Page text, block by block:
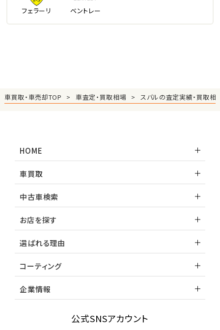
フェラーリ ベントレー
車買取・車売却TOP 車査定・買取相場 スバルの査定実績・買取相
HOME
車買取
中古車検索
お店を探す
選ばれる理由
コーティング
企業情報
公式SNSアカウント